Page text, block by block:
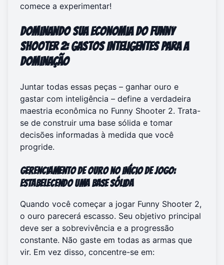
comece a experimentar!
Dominando sua Economia do Funny
Shooter 2: Gastos Inteligentes para a
Dominação
Juntar todas essas peças – ganhar ouro e
gastar com inteligência – define a verdadeira
maestria econômica no Funny Shooter 2. Trata-
se de construir uma base sólida e tomar
decisões informadas à medida que você
progride.
Gerenciamento de Ouro no Início de Jogo:
Estabelecendo uma Base Sólida
Quando você começar a jogar Funny Shooter 2,
o ouro parecerá escasso. Seu objetivo principal
deve ser a sobrevivência e a progressão
constante. Não gaste em todas as armas que
vir. Em vez disso, concentre-se em: